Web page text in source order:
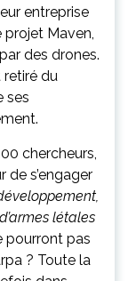
entreprise
Maven,
des drones.
retiré du
ses
chercheurs,
de s’engager
létales
pourront pas
? Toute la